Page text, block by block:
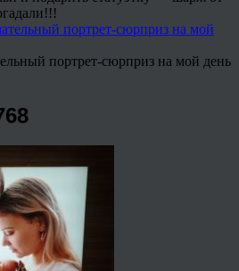
портрет-сюрприз на мой день